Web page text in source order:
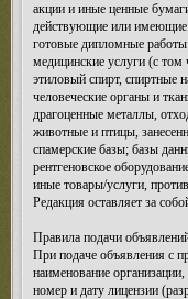
акции и иные ценные
действующие или имеющие
готовые дипломные
медицинские услуги (с том
этиловый спирт, спиртные
человеческие органы и
драгоценные металлы,
животные и птицы,
спамерские базы; базы
рентгеновское
иные товары/услуги,
Редакция оставляет за
Правила подачи
При подаче объявления с
наименование
номер и дату лицензии